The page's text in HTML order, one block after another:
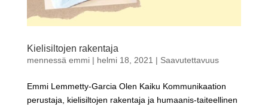
Kielisiltojen rakentaja
mennessä emmi| helmi 18, 2021 | Saavutettavuus
Emmi Lemmetty-Garcia Olen Kaiku Kommunikaation
perustaja, kielisiltojen rakentaja ja humaanis-taiteellinen